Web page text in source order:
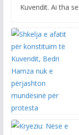
Kuvendit. Ai tha